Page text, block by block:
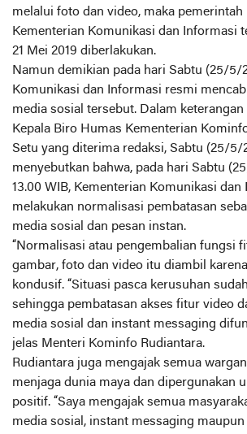
melalui foto dan video, maka pemerintah
Kementerian Komunikasi dan Informasi
21 Mei 2019 diberlakukan.
Namun demikian pada hari Sabtu (25/5/
Komunikasi dan Informasi resmi
media sosial tersebut. Dalam
Kepala Biro Humas Kementerian
Setu yang diterima redaksi, Sabtu (25/5/
menyebutkan bahwa, pada hari Sabtu
13.00 WIB, Kementerian Komunikasi
melakukan normalisasi pembatasan
media sosial dan pesan instan.
“Normalisasi atau pengembalian fungsi
gambar, foto dan video itu diambil
kondusif. “Situasi pasca kerusuhan
sehingga pembatasan akses fitur video
media sosial dan instant messaging
jelas Menteri Kominfo Rudiantara.
Rudiantara juga mengajak semua
menjaga dunia maya dan dipergunakan
positif. “Saya mengajak semua
media sosial, instant messaging